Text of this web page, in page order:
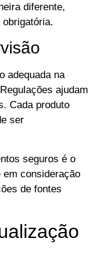
diferente,
adequada na
ajudam
Cada produto
ser
seguros é o
consideração
de fontes